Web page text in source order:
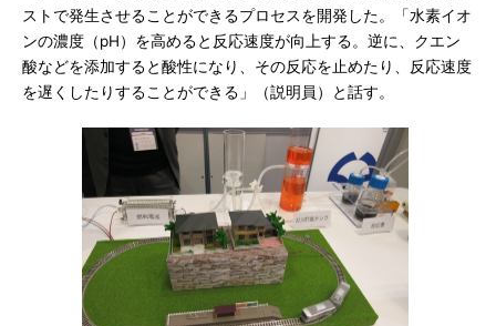
ストで発生させることができるプロセスを開発した。「水素イオ
ンの濃度（pH）を高めると反応速度が向上する。逆に、クエン
酸などを添加すると酸性になり、その反応を止めたり、反応速度
を遅くしたりすることができる」（説明員）と話す。